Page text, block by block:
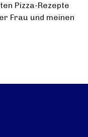
Pizza-Rezepte
Frau und meinen